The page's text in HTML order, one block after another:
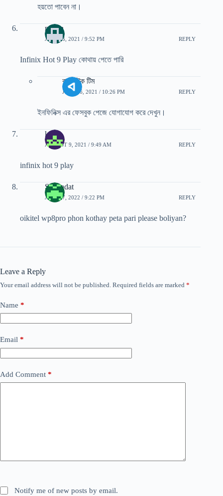
হয়তো পাবেন না।
mizan
JULY 26, 2021 / 9:52 PM REPLY
Infinix Hot 9 Play কোথায় পেতে পারি
বাংলাটেক টিম
JULY 26, 2021 / 10:26 PM REPLY
ইনফিনিক্স এর ফেসবুক পেজে যোগাযোগ করে দেখুন।
kobir
AUGUST 9, 2021 / 9:49 AM REPLY
infinix hot 9 play
Shahadat
JULY 17, 2022 / 9:22 PM REPLY
oikitel wp8pro phon kothay peta pari please boliyan?
Leave a Reply
Your email address will not be published. Required fields are marked *
Name *
Email *
Add Comment *
Notify me of new posts by email.